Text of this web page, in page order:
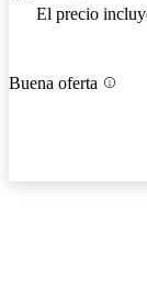
El precio
Buena oferta